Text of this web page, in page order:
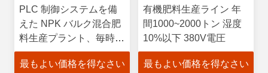
PLC 制御システムを備
えた NPK バルク混合肥
料生産プラント、毎時 5
～ 7 トン、カスタマイズ
可能な配合
最もよい価格を得なさい
有機肥料生産ライン 年
間1000~2000トン 湿度
10%以下 380V電圧
最もよい価格を得なさい